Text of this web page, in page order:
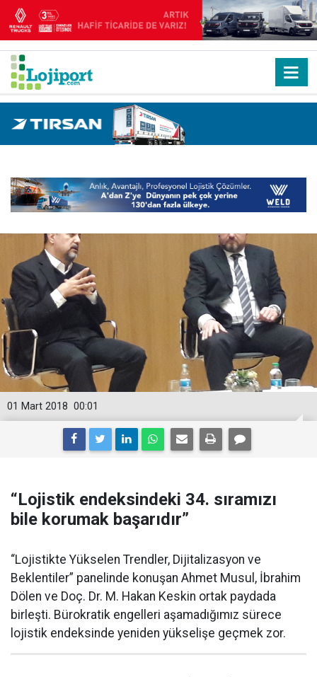
00:01
01 Mart 2018
“Lojistik endeksindeki 34. sıramızı
bile korumak başarıdır”
“Lojistikte Yükselen Trendler, Dijitalizasyon ve
Beklentiler” panelinde konuşan Ahmet Musul, İbrahim
Dölen ve Doç. Dr. M. Hakan Keskin ortak paydada
birleşti. Bürokratik engelleri aşamadığımız sürece
lojistik endeksinde yeniden yükselişe geçmek zor.